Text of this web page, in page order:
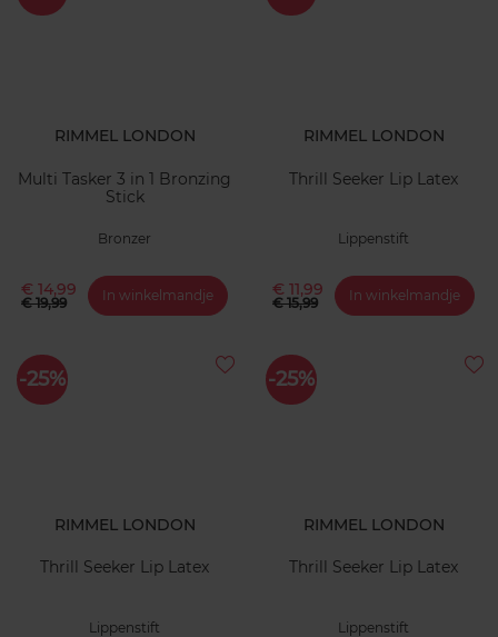
RIMMEL LONDON
Multi Tasker 3 in 1 Bronzing
Stick
Bronzer
€ 14,99
€ 19,99 In winkelmandje
RIMMEL LONDON
Thrill Seeker Lip Latex
Lippenstift
€ 11,99
€ 15,99 In winkelmandje
-25%
RIMMEL LONDON
Thrill Seeker Lip Latex
Lippenstift
-25%
RIMMEL LONDON
Thrill Seeker Lip Latex
Lippenstift